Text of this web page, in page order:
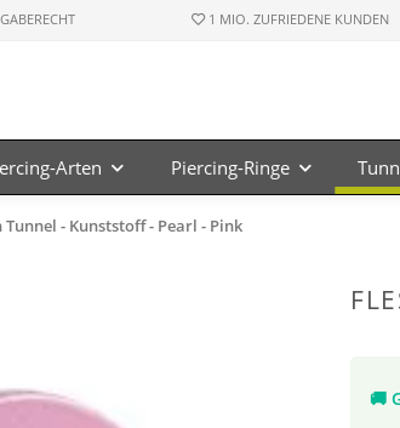
1 MIO. ZUFRIEDENE KUNDEN
Arten Piercing-Ringe
Tunnel - Kunststoff - Pearl - Pink
🚚